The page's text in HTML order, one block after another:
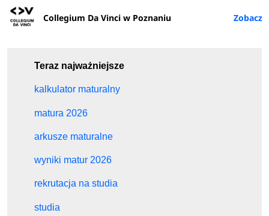
Collegium Da Vinci w Poznaniu
Teraz najważniejsze
kalkulator maturalny
matura 2026
arkusze maturalne
wyniki matur 2026
rekrutacja na studia
studia